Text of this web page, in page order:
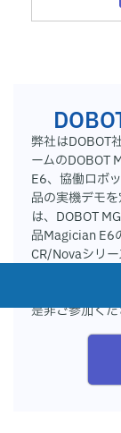
弊社はDOBOT
ームのDOBOT
E6、協働ロボ
品の実機デモ
は、DOBOT
品Magician E6
CR/Novaシリ
多くの
是非ご参加く